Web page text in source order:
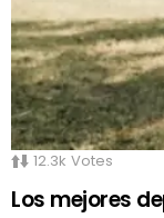
12.3k Votes
Los mejores